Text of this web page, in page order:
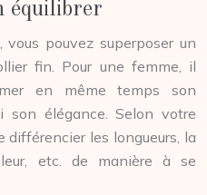
équilibrer
pouvez superposer un
fin. Pour une femme, il
en même temps son
son élégance. Selon votre
les longueurs, la
etc. de manière à se